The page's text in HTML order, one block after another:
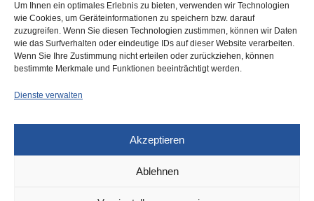
Um Ihnen ein optimales Erlebnis zu bieten, verwenden wir Technologien
wie Cookies, um Geräteinformationen zu speichern bzw. darauf
zuzugreifen. Wenn Sie diesen Technologien zustimmen, können wir Daten
wie das Surfverhalten oder eindeutige IDs auf dieser Website verarbeiten.
Wenn Sie Ihre Zustimmung nicht erteilen oder zurückziehen, können
bestimmte Merkmale und Funktionen beeinträchtigt werden.
Dienste verwalten
Akzeptieren
Ablehnen
POLIZEI VOR 1 MONAT
Heute Abend in Pempelfort: SEK klärt
Geiselnahme mit Waffeneinsatz
Die Polizei konnte am heutigen Sonntagabend eine Geiselnahme